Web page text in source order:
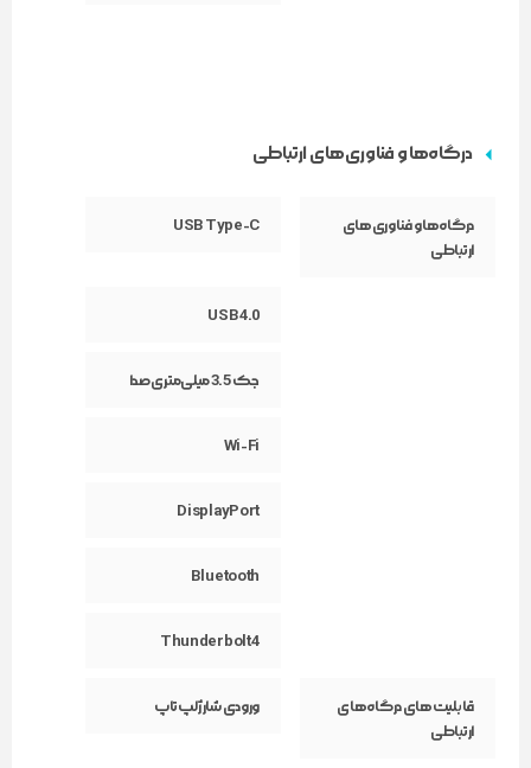
درگاه‌ها و فناوری‌های ارتباطی
درگاه‌ها و فناوری‌های
ارتباطی
USB Type-C
USB 4.0
جک 3.5 میلی‌متری صدا
Wi-Fi
DisplayPort
Bluetooth
Thunderbolt 4
قابلیت‌های درگاه‌های
ارتباطی
ورودی شارژ لپ‌تاپ